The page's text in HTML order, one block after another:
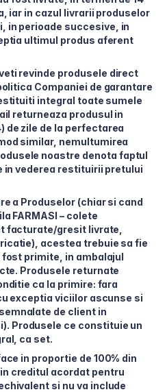
iar in cazul livrarii produselor
in perioade succesive, in
ultimul produs aferent
revinde produsele direct
Companiei de garantare
integral toate sumele
returneaza produsul in
de zile de la perfectarea
similar, nemultumirea
noastre denota faptul
vederea restituirii pretului
a Produselor (chiar si cand
FARMASI – colete
facturate/gresit livrate,
acestea trebuie sa fie
primite, in ambalajul
Produsele returnate
ca la primire: fara
exceptia viciilor ascunse si
de client in
Produsele ce constituie un
ca set.
in proportie de 100% din
creditul acordat pentru
si nu va include